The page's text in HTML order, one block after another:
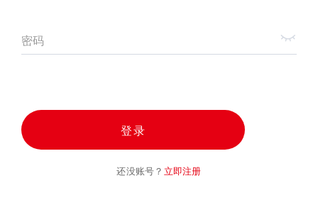
密码
登录
还没账号？ 立即注册